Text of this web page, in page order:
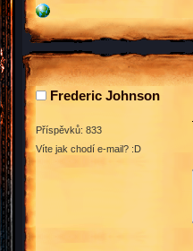
Frederic Johnson
Příspěvků: 833
Víte jak chodí e-mail? :D